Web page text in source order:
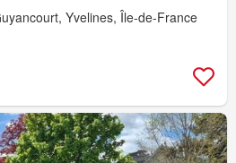
Yvelines, Île-de-France